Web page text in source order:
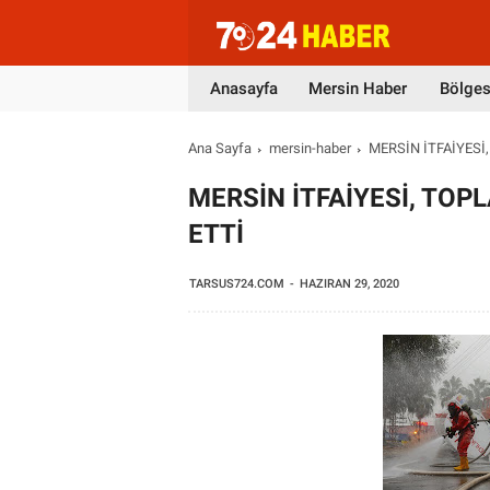
Anasayfa Mersin Haber
Ana Sayfa mersin-haber MERSİN
MERSİN İTFAİYESİ,
ETTİ
TARSUS724.COM HAZIRAN 29, 2020